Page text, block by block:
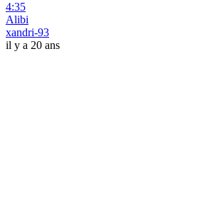
4:35
Alibi
xandri-93
il y a 20 ans